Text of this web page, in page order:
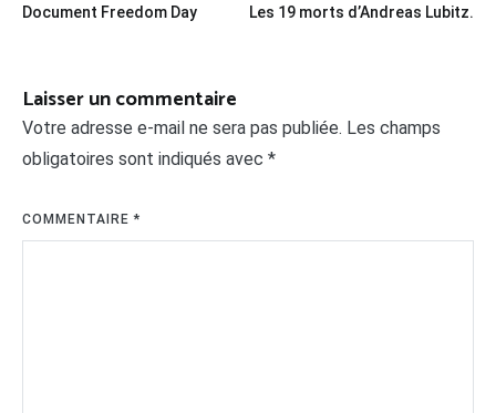
de
Document Freedom Day Les 19 morts d’Andreas Lubitz.
Laisser un commentaire
Votre adresse e-mail ne sera pas publiée. Les champs
obligatoires sont indiqués avec *
COMMENTAIRE*